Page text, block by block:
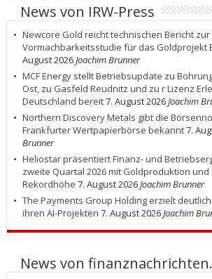
News von IRW-Press
Newcore Gold reicht technischen Bericht zur
Vormachbarkeitsstudie für das Goldprojekt
August 2026Joachim Brunner
MCF Energy stellt Betriebsupdate zu
Ost, zu Gasfeld Reudnitz und zu r Lizenz
Deutschland bereit7. August 2026Joachim
Northern Discovery Metals gibt die
Frankfurter Wertpapierbörse bekannt7.
Brunner
Heliostar präsentiert Finanz- und
zweite Quartal 2026 mit Goldproduktion
Rekordhöhe 7. August 2026Joachim Brunner
The Payments Group Holding erzielt
ihren AI-Projekten 7. August 2026Joachim
News von